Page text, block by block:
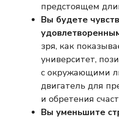
предстоящем
Вы будете
зря, как
университет,
с окружающими
двигатель для
и обретения
Вы уменьшите